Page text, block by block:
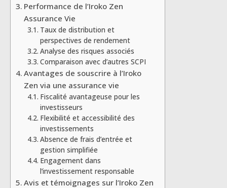
Performance de l’Iroko Zen
Assurance Vie
Taux de distribution et
perspectives de rendement
Analyse des risques associés
Comparaison avec d’autres SCPI
Avantages de souscrire à l’Iroko
Zen via une assurance vie
Fiscalité avantageuse pour les
investisseurs
Flexibilité et accessibilité des
investissements
Absence de frais d’entrée et
gestion simplifiée
Engagement dans
l’investissement responsable
Avis et témoignages sur l’Iroko Zen